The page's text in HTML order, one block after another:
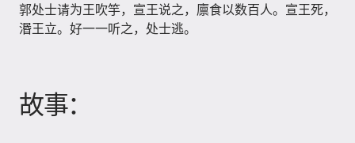
郭处士请为王吹竽，宣王说之，廪食以数百人。宣王死，
湣王立。好一一听之，处士逃。
故事：